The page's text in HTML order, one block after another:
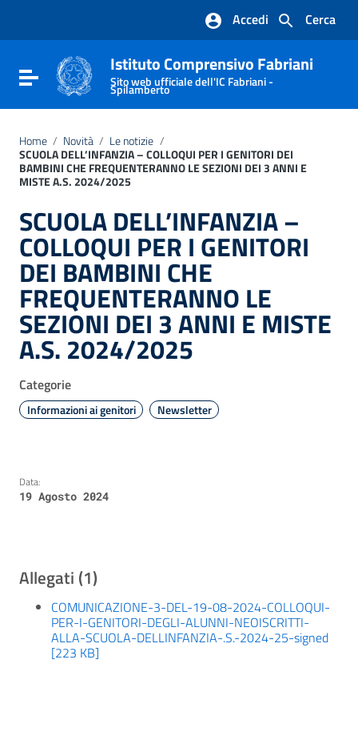
Vai al footer
Cerca
Accedi
Attiva / disattiva la navigazione
Istituto Comprensivo Fabriani
Sito web ufficiale dell'IC Fabriani -
Spilamberto
Home / Novità / Le notizie /
SCUOLA DELL’INFANZIA – COLLOQUI PER I GENITORI DEI
BAMBINI CHE FREQUENTERANNO LE SEZIONI DEI 3 ANNI E
MISTE A.S. 2024/2025
SCUOLA DELL’INFANZIA –
COLLOQUI PER I GENITORI
DEI BAMBINI CHE
FREQUENTERANNO LE
SEZIONI DEI 3 ANNI E MISTE
A.S. 2024/2025
Categorie
Informazioni ai genitori Newsletter
Data:
19 Agosto 2024
Allegati (1)
COMUNICAZIONE-3-DEL-19-08-2024-COLLOQUI-
PER-I-GENITORI-DEGLI-ALUNNI-NEOISCRITTI-
ALLA-SCUOLA-DELLINFANZIA-.S.-2024-25-signed
[223 KB]